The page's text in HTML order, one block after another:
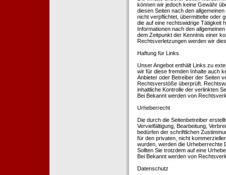
können wir jedoch keine Gewähr
diesen Seiten nach den
nicht verpflichtet, übermittelte oder
die auf eine rechtswidrige Tätigkeit
Informationen nach den
dem Zeitpunkt der Kenntnis einer
Rechtsverletzungen werden wir
Haftung für Links
Unser Angebot enthält Links zu
wir für diese fremden Inhalte auch
Anbieter oder Betreiber der Seiten
Rechtsverstöße überprüft.
inhaltliche Kontrolle der verlinkten
Bei Bekannt werden von
Urheberrecht
Die durch die Seitenbetreiber
Vervielfältigung, Bearbeitung,
bedürfen der schriftlichen
für den privaten, nicht
wurden, werden die Urheberrechte
Sollten Sie trotzdem auf eine
Bei Bekannt werden von
Datenschutz